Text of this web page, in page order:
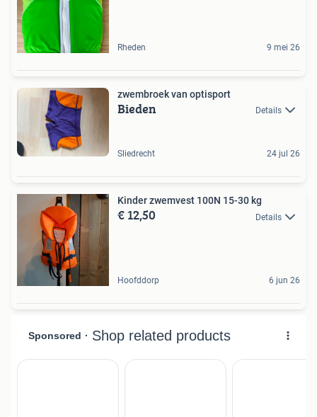
Rheden 9 mei 26
zwembroek van optisport
Bieden Details
Sliedrecht 24 jul 26
Kinder zwemvest 100N 15-30 kg
€ 12,50 Details
Hoofddorp 6 jun 26